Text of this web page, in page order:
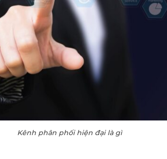
Kênh phân phối hiện đại là gì